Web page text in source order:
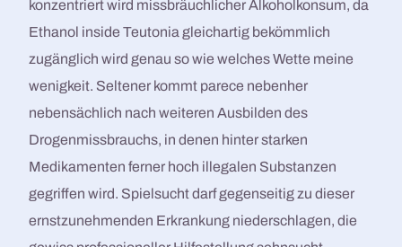
konzentriert wird missbräuchlicher Alkoholkonsum, da
Ethanol inside Teutonia gleichartig bekömmlich
zugänglich wird genau so wie welches Wette meine
wenigkeit. Seltener kommt parece nebenher
nebensächlich nach weiteren Ausbilden des
Drogenmissbrauchs, in denen hinter starken
Medikamenten ferner hoch illegalen Substanzen
gegriffen wird. Spielsucht darf gegenseitig zu dieser
ernstzunehmenden Erkrankung niederschlagen, die